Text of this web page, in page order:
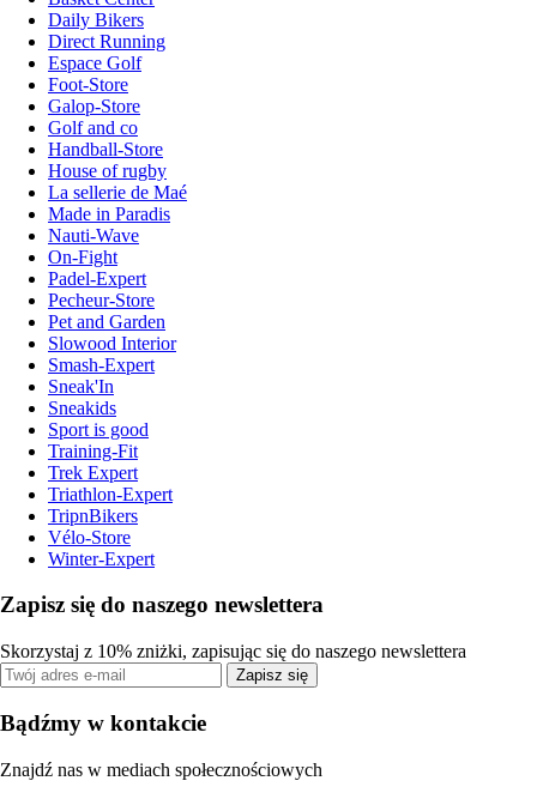
Daily Bikers
Direct Running
Espace Golf
Foot-Store
Galop-Store
Golf and co
Handball-Store
House of rugby
La sellerie de Maé
Made in Paradis
Nauti-Wave
On-Fight
Padel-Expert
Pecheur-Store
Pet and Garden
Slowood Interior
Smash-Expert
Sneak'In
Sneakids
Sport is good
Training-Fit
Trek Expert
Triathlon-Expert
TripnBikers
Vélo-Store
Winter-Expert
Zapisz się do naszego newslettera
Skorzystaj z 10% zniżki, zapisując się do naszego newslettera
Zapisz się
Bądźmy w kontakcie
Znajdź nas w mediach społecznościowych